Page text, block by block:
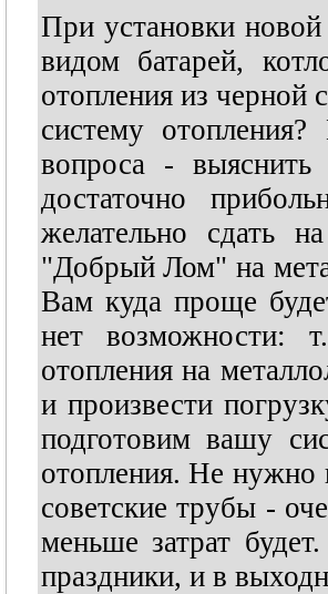
При установки
видом батарей,
отопления из черной
систему
вопроса -
достаточно
желательно сдать
"Добрый Лом" на
Вам куда проще
нет возможности:
отопления на
и произвести
подготовим вашу
отопления. Не нужно
советские трубы -
меньше затрат
праздники, и в